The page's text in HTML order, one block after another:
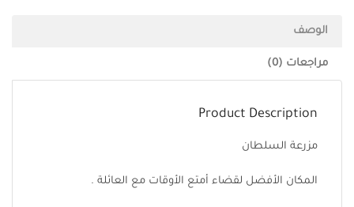
الوصف
مراجعات (0)
Product Description
مزرعة السلطان
المكان الأفضل لقضاء أمتع الأوقات مع العائلة .